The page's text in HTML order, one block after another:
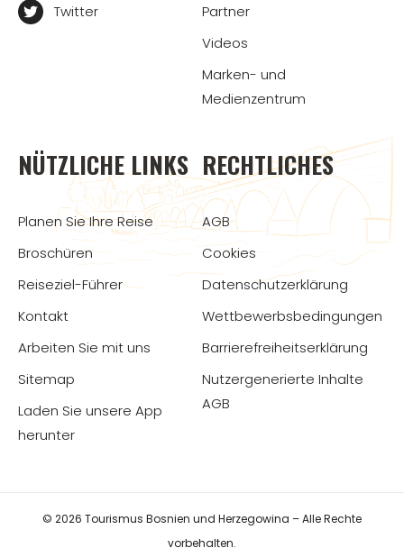
Twitter
Partner
Videos
Marken- und
Medienzentrum
NÜTZLICHE LINKS
Planen Sie Ihre Reise
Broschüren
Reiseziel-Führer
Kontakt
Arbeiten Sie mit uns
Sitemap
Laden Sie unsere App
herunter
RECHTLICHES
AGB
Cookies
Datenschutzerklärung
Wettbewerbsbedingungen
Barrierefreiheitserklärung
Nutzergenerierte Inhalte
AGB
© 2026 Tourismus Bosnien und Herzegowina – Alle Rechte
vorbehalten.